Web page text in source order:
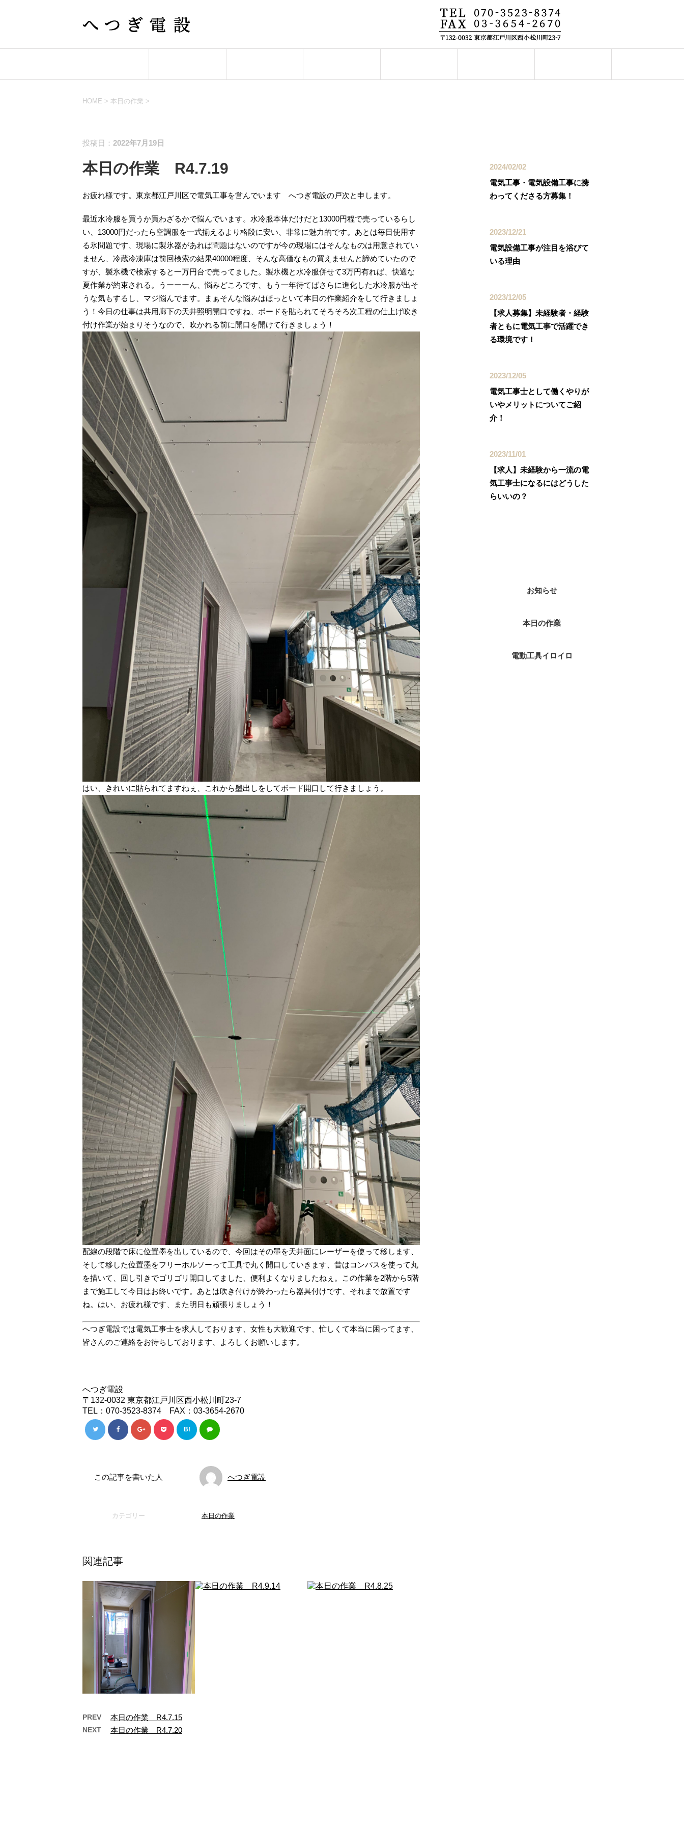
HOME > 本日の作業 >
投稿日： 2022年7月19日
本日の作業 R4.7.19
お疲れ様です。東京都江戸川区で電気工事を営んでいます へつぎ電設の戸次と申します。
最近水冷服を買うか買わざるかで悩んでいます。水冷服本体だけだと13000円程で売っているらし
い、13000円だったら空調服を一式揃えるより格段に安い、非常に魅力的です。あとは毎日使用す
る氷問題です、現場に製氷器があれば問題はないのですが今の現場にはそんなものは用意されてい
ません、冷蔵冷凍庫は前回検索の結果40000程度、そんな高価なもの買えませんと諦めていたので
すが、製氷機で検索すると一万円台で売ってました。製氷機と水冷服併せて3万円有れば、快適な
夏作業が約束される。うーーーん、悩みどころです、もう一年待てばさらに進化した水冷服が出そ
うな気もするし、マジ悩んでます。まぁそんな悩みはほっといて本日の作業紹介をして行きましょ
う！今日の仕事は共用廊下の天井照明開口ですね、ボードを貼られてそろそろ次工程の仕上げ吹き
付け作業が始まりそうなので、吹かれる前に開口を開けて行きましょう！
はい、きれいに貼られてますねぇ、これから墨出しをしてボード開口して行きましょう。
配線の段階で床に位置墨を出しているので、今回はその墨を天井面にレーザーを使って移します、
そして移した位置墨をフリーホルソーって工具で丸く開口していきます、昔はコンパスを使って丸
を描いて、回し引きでゴリゴリ開口してました、便利よくなりましたねぇ。この作業を2階から5階
まで施工して今日はお終いです。あとは吹き付けが終わったら器具付けです、それまで放置です
ね。はい、お疲れ様です、また明日も頑張りましょう！
へつぎ電設では電気工事士を求人しております、女性も大歓迎です、忙しくて本当に困ってます、
皆さんのご連絡をお待ちしております、よろしくお願いします。
へつぎ電設
〒132-0032 東京都江戸川区西小松川町23-7
TEL：070-3523-8374 FAX：03-3654-2670
B!
この記事を書いた人 へつぎ電設
カテゴリー 本日の作業
関連記事
本日の作業 R4.6.2
PREV 本日の作業 R4.7.15
NEXT 本日の作業 R4.7.20
2024/02/02
電気工事・電気設備工事に携
わってくださる方募集！
2023/12/21
電気設備工事が注目を浴びて
いる理由
2023/12/05
【求人募集】未経験者・経験
者ともに電気工事で活躍でき
る環境です！
2023/12/05
電気工事士として働くやりが
いやメリットについてご紹
介！
2023/11/01
【求人】未経験から一流の電
気工事士になるにはどうした
らいいの？
お知らせ
本日の作業
電動工具イロイロ